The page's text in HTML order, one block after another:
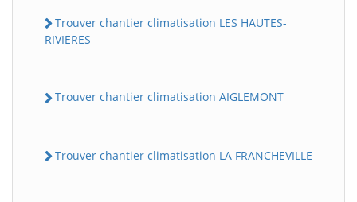
Trouver chantier climatisation LES HAUTES-
RIVIERES
Trouver chantier climatisation AIGLEMONT
Trouver chantier climatisation LA FRANCHEVILLE